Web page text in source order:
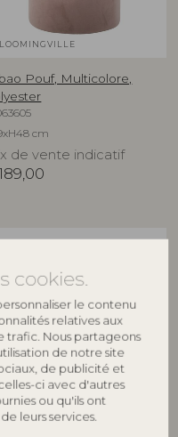
cookies.
le contenu
relatives aux
trafic. Nous partageons
de notre site
de publicité et
ci avec d'autres
ou qu'ils ont
leurs services.
Pouf, Multicolore,
cm
de vente indicatif